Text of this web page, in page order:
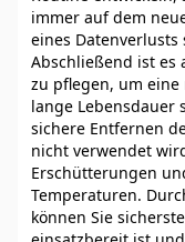
immer auf dem
eines
Abschließend ist es
zu pflegen, um
lange Lebensdauer
sichere Entfernen
nicht verwendet
Erschütterungen
Temperaturen.
können Sie